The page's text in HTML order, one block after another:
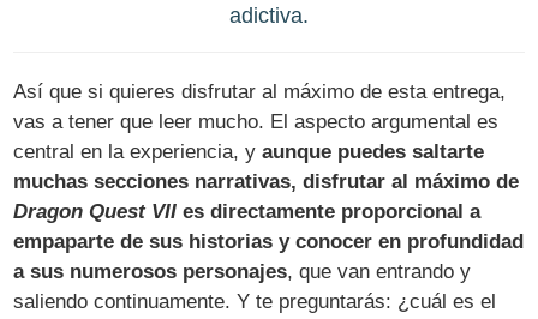
adictiva.
Así que si quieres disfrutar al máximo de esta entrega,
vas a tener que leer mucho. El aspecto argumental es
central en la experiencia, yaunque puedes saltarte
muchas secciones narrativas, disfrutar al máximo de
Dragon Quest VII es directamente proporcional a
empaparte de sus historias y conocer en profundidad
a sus numerosos personajes, que van entrando y
saliendo continuamente. Y te preguntarás: ¿cuál es el